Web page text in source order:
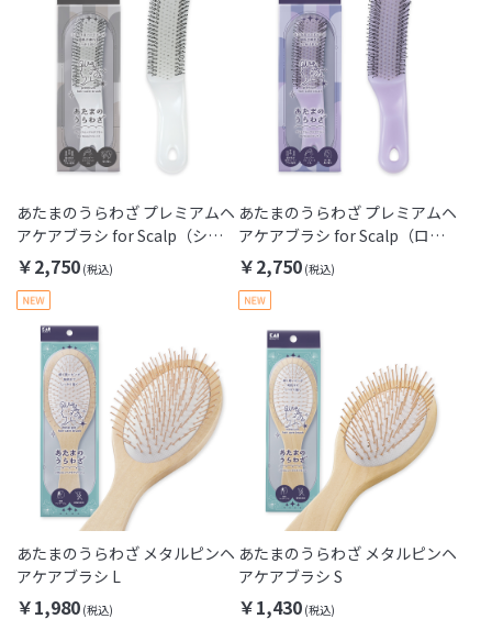
あたまのうらわざ プレミアムヘ
アケアブラシ for Scalp（ショ
ート）
￥2,750
あたまのうらわざ プレミアムヘ
アケアブラシ for Scalp（ロン
グ）
￥2,750
あたまのうらわざ メタルピンヘ
アケアブラシ L
￥1,980
あたまのうらわざ メタルピンヘ
アケアブラシ S
￥1,430